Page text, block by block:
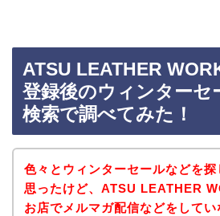
ATSU LEATHER
登録後のウィンターセ
検索で調べてみた！
色々とウィンターセールなどを探
思ったけど、ATSU LEATHER
お店でメルマガ配信などをして